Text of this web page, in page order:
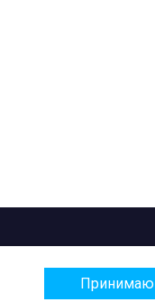
Принимаю